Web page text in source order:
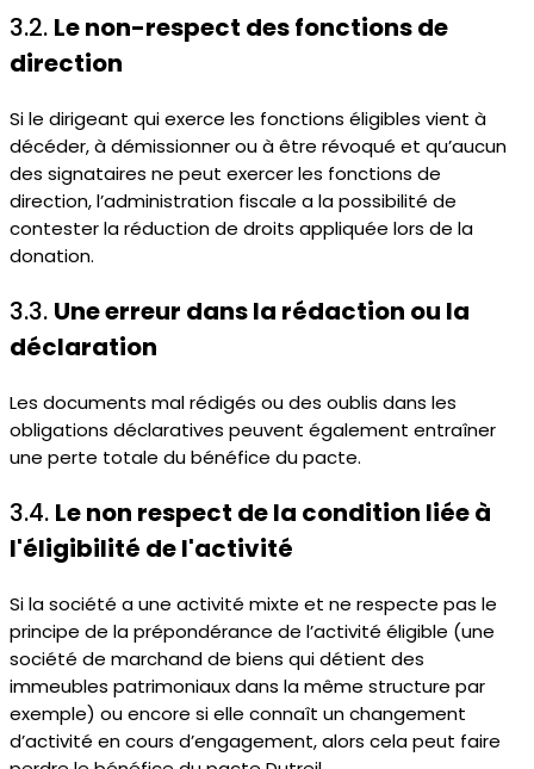
3.2. Le non-respect des fonctions de
direction
Si le dirigeant qui exerce les fonctions éligibles vient à
décéder, à démissionner ou à être révoqué et qu’aucun
des signataires ne peut exercer les fonctions de
direction, l’administration fiscale a la possibilité de
contester la réduction de droits appliquée lors de la
donation.
3.3. Une erreur dans la rédaction ou la
déclaration
Les documents mal rédigés ou des oublis dans les
obligations déclaratives peuvent également entraîner
une perte totale du bénéfice du pacte.
3.4. Le non respect de la condition liée à
l'éligibilité de l'activité
Si la société a une activité mixte et ne respecte pas le
principe de la prépondérance de l’activité éligible (une
société de marchand de biens qui détient des
immeubles patrimoniaux dans la même structure par
exemple) ou encore si elle connaît un changement
d’activité en cours d’engagement, alors cela peut faire